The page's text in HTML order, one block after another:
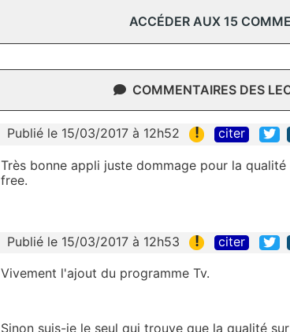
ACCÉDER AUX 15
COMMENTAIRES DES
Publié le 15/03/2017 à 12h52 ! citer
Très bonne appli juste dommage pour la
free.
Publié le 15/03/2017 à 12h53 ! citer
Vivement l'ajout du programme Tv.
Sinon suis-je le seul qui trouve que la qualité